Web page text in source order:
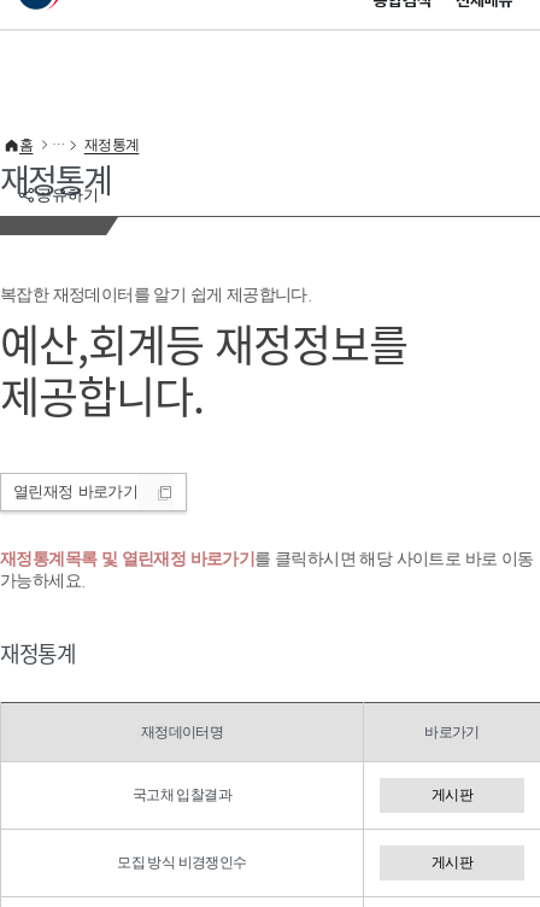
이 누리집은 대한민국 공식 전자정부 누리집입니다.
공유하기
홈 재정통계
재정통계
복잡한 재정데이터를 알기 쉽게 제공합니다.
예산,회계등 재정정보를
제공합니다.
열린재정 바로가기
재정통계목록 및 열린재정 바로가기 를 클릭하시면 해당 사이트로 바로 이동
가능하세요.
재정통계
재정데이터명 바로가기
국고채 입찰결과 게시판
모집 방식 비경쟁인수 게시판